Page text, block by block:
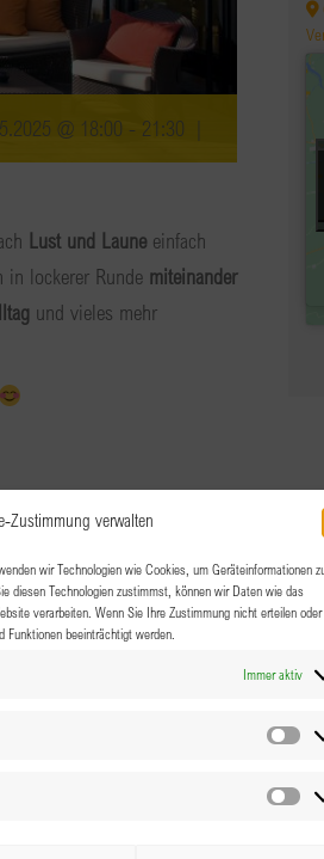
Zustimmung verwalten
wir Technologien wie Cookies, um Geräteinformationen
diesen Technologien zustimmst, können wir Daten wie das
verarbeiten. Wenn Sie Ihre Zustimmung nicht erteilen oder
beeinträchtigt werden.
Immer aktiv
@ 18:00 - 21:30
Lust und Laune einfach
in lockerer Runde miteinander
und vieles mehr